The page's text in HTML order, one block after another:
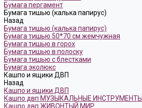
Бумага пергамент
Бумага тишью (калька папирус)
Назад
Бумага тишью (калька папирус)
Бумага тишью 50*70 см жемчужная
Бумага тишью в горох
Бумага тишью в полоску
Бумага тишью с блестками
Бумага эколюкс
Кашпо и ящики ДВП
Назад
Кашпо и ящики ДВП
Кашпо двп МУЗЫКАЛЬНЫЕ ИНСТРУМЕНТЫ
Кашпо двп ЖИВОНТЫЙ МИР